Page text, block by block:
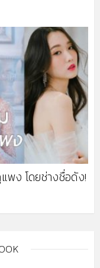
พง โดยช่างชื่อดัง!